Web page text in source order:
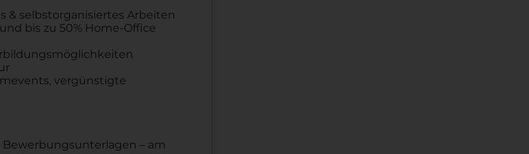
& selbstorganisiertes Arbeiten
bis zu 50% Home-Office
vergünstigte
– am